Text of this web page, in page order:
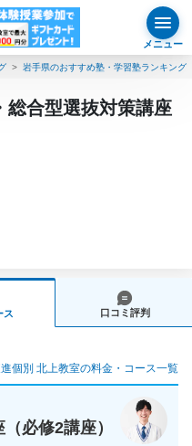
メニュー
岩手県のおすすめ塾・学習塾ランキング
総合型選抜対策講座
ス 口コミ評判
個別 北上教室の料金・コース一覧
必修2講座）